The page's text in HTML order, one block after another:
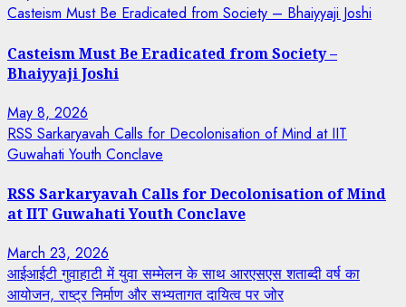
Casteism Must Be Eradicated from Society – Bhaiyyaji Joshi
Casteism Must Be Eradicated from Society –
Bhaiyyaji Joshi
May 8, 2026
RSS Sarkaryavah Calls for Decolonisation of Mind at IIT
Guwahati Youth Conclave
RSS Sarkaryavah Calls for Decolonisation of Mind
at IIT Guwahati Youth Conclave
March 23, 2026
आईआईटी गुवाहाटी में युवा सम्मेलन के साथ आरएसएस शताब्दी वर्ष का
आयोजन, राष्ट्र निर्माण और सभ्यतागत दायित्व पर जोर